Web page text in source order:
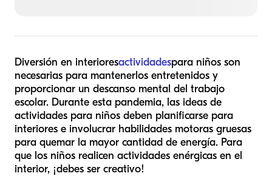
Diversión en interioresactividadespara niños son
necesarias para mantenerlos entretenidos y
proporcionar un descanso mental del trabajo
escolar. Durante esta pandemia, las ideas de
actividades para niños deben planificarse para
interiores e involucrar habilidades motoras gruesas
para quemar la mayor cantidad de energía. Para
que los niños realicen actividades enérgicas en el
interior, ¡debes ser creativo!